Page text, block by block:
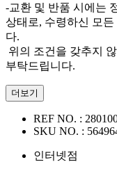
-교환 및 반품 시에는
상태로, 수령하신 모
다.
위의 조건을 갖추지
부탁드립니다.
더보기
REF NO. :
SKU NO. :
인터넷점